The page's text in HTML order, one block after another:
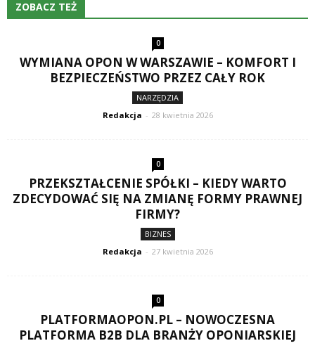
ZOBACZ TEŻ
0
WYMIANA OPON W WARSZAWIE – KOMFORT I
BEZPIECZEŃSTWO PRZEZ CAŁY ROK
NARZĘDZIA
Redakcja - 28 kwietnia 2026
0
PRZEKSZTAŁCENIE SPÓŁKI – KIEDY WARTO
ZDECYDOWAĆ SIĘ NA ZMIANĘ FORMY PRAWNEJ
FIRMY?
BIZNES
Redakcja - 27 kwietnia 2026
0
PLATFORMAOPON.PL – NOWOCZESNA
PLATFORMA B2B DLA BRANŻY OPONIARSKIEJ